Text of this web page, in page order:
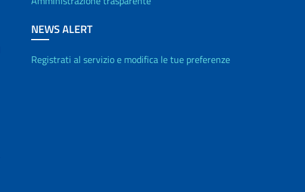
NEWS ALERT
Registrati al servizio e modifica le tue preferenze